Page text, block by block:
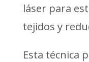
láser para
tejidos y
Esta técnica